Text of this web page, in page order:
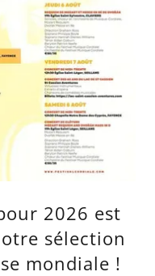
2026 est
sélection
mondiale !